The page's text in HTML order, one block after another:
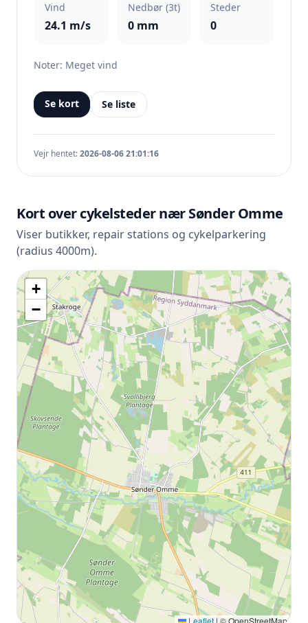
Vind
24.1 m/s
Nedbør (3t)
0 mm
Steder
0
Noter: Meget vind
Se kort Se liste
Vejr hentet:2026-08-06 21:01:16
Kort over cykelsteder nær Sønder Omme
Viser butikker, repair stations og cykelparkering
(radius 4000m).
+
−
Leaflet | © OpenStreetMap